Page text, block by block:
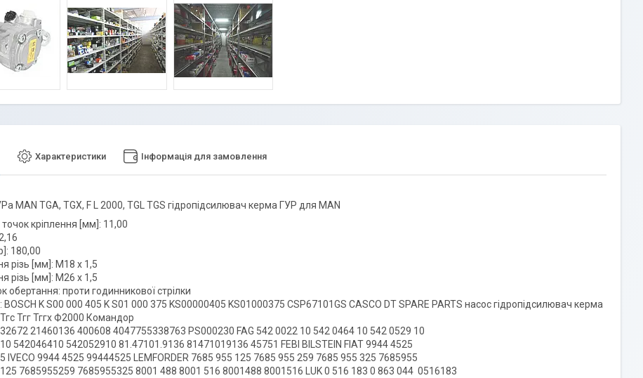
Характеристики Інформація для замовлення
MAN TGA, TGX, F L 2000, TGL TGS гідропідсилювач керма ГУР для MAN
кріплення [мм]: 11,00
180,00
різь [мм]: M18 x 1,5
різь [мм]: M26 x 1,5
обертання: проти годинникової стрілки
BOSCH K S00 000 405 K S01 000 375 KS00000405 KS01000375 CSP67101GS CASCO DT SPARE PARTS насос гідропідсилювач керма
Тгг Тггх Ф2000 Командор
21460136 400608 4047755338763 PS000230 FAG 542 0022 10 542 0464 10 542 0529 10
542046410 542052910 81.47101.9136 81471019136 45751 FEBI BILSTEIN FIAT 9944 4525
IVECO 9944 4525 99444525 LEMFORDER 7685 955 125 7685 955 259 7685 955 325 7685955
7685955259 7685955325 8001 488 8001 516 8001488 8001516 LUK 0 516 183 0 863 044 0516183